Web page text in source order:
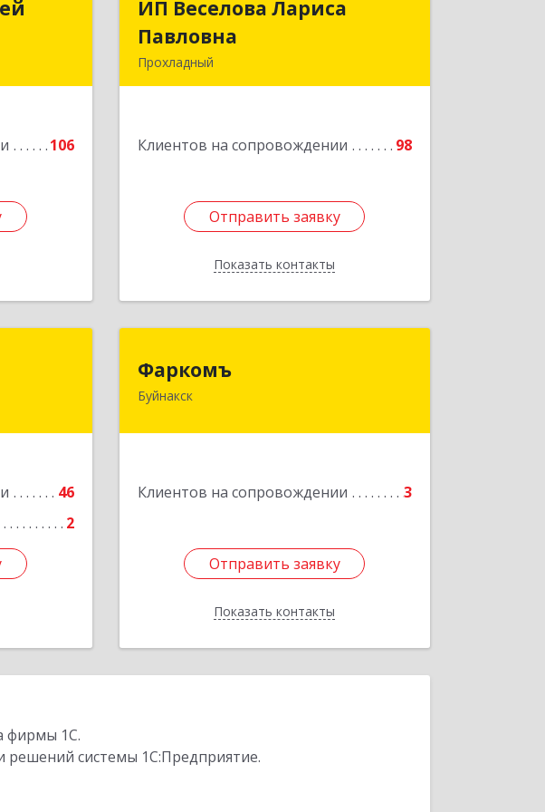
106
ИП Веселова Лариса
Павловна
Прохладный
Клиентов на сопровождении 98
Отправить заявку
Показать контакты
ИП Веселова Лариса
Отправить заявку
Назад
46
2
г,
Фаркомъ
Буйнакск
Клиентов на сопровождении 3
Отправить заявку
Показать контакты
Отправить заявку
Назад
фирмы 1С.
решений системы 1С:Предприятие.